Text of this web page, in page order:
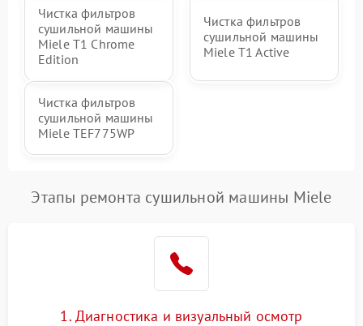
Чистка фильтров
сушильной машины
Miele T1 Chrome
Edition
Чистка фильтров
сушильной машины
Miele T1 Active
Чистка фильтров
сушильной машины
Miele TEF775WP
Этапы ремонта сушильной машины Miele
1. Диагностика и визуальный осмотр